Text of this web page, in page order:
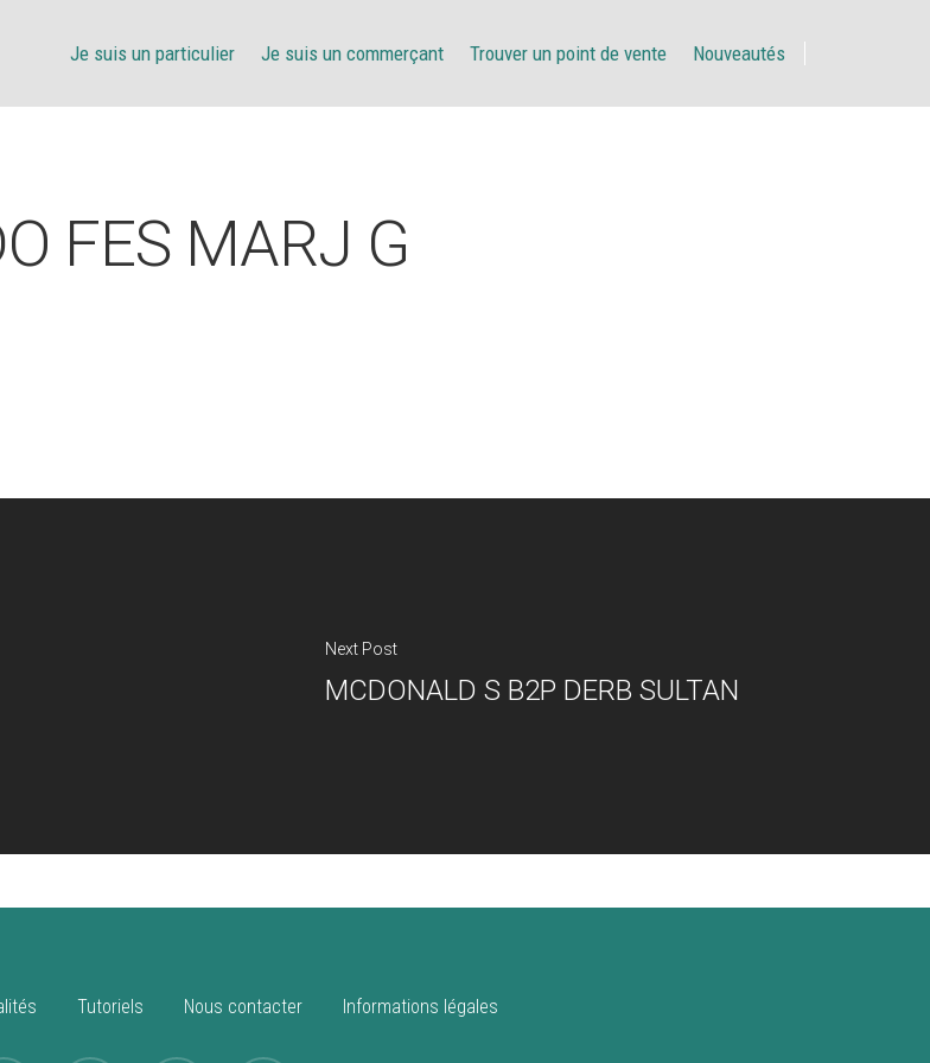
Je suis un particulier Je suis un commerçant Trouver un point de vente Nouveautés
FES MARJ G
Next Post
MCDONALD S B2P DERB SULTAN
Tutoriels Nous contacter Informations légales